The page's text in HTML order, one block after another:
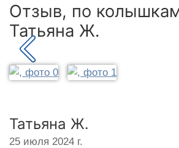
Отзыв, по
Татьяна Ж.
Татьяна Ж.
25 июля 2024 г.